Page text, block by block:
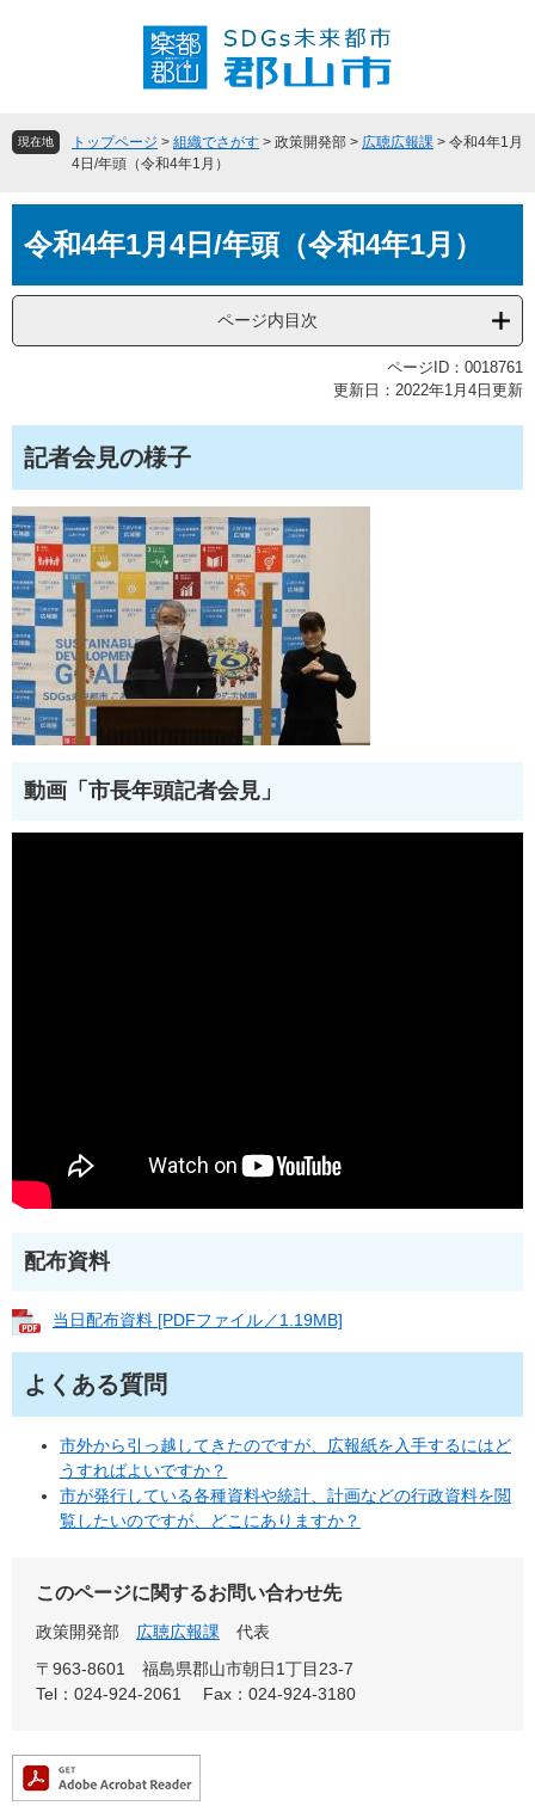
頭
飛
へ
現在地 トップページ > 組織でさがす > 政策開発部 > 広聴広報課 > 令和4年1月
4日/年頭（令和4年1月）
文令和4年1月4日/年頭（令和4年1月）
ページ内目次
ページID：0018761
更新日：2022年1月4日更新
記者会見の様子
動画「市長年頭記者会見」
配布資料
当日配布資料 [PDFファイル／1.19MB]
よくある質問
市外から引っ越してきたのですが、広報紙を入手するにはど
うすればよいですか？
市が発行している各種資料や統計、計画などの行政資料を閲
覧したいのですが、どこにありますか？
このページに関するお問い合わせ先
政策開発部 広聴広報課
代表
〒963-8601
福島県郡山市朝日1丁目23-7
Tel：024-924-2061
Fax：024-924-3180